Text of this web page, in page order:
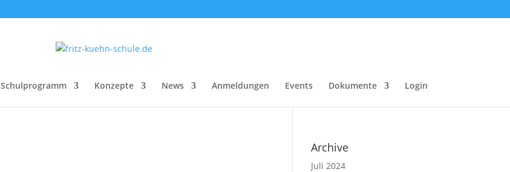
Schulprogramm Konzepte News Anmeldungen Events Dokumente Login
Archive
Juli 2024